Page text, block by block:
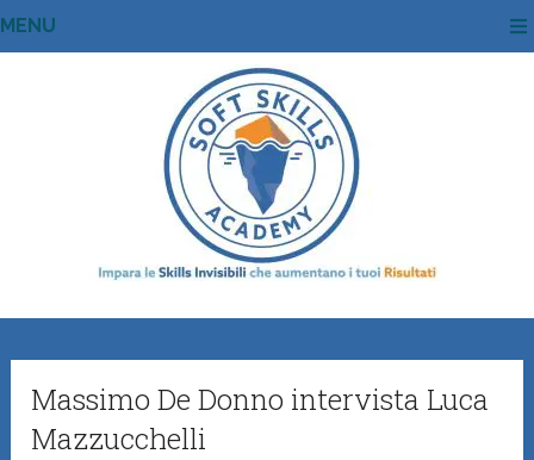
MENU
Massimo De Donno intervista Luca
Mazzucchelli